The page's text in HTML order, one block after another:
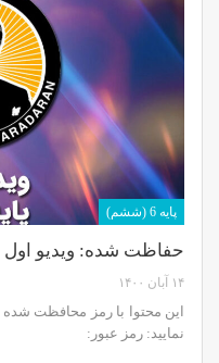
پایه 6 (ششم)
حفاظت شده: ویدیو اول
۱۴ آبان ۱۴۰۰
این محتوا با رمز محافظت شده
نمایید: رمز عبور: